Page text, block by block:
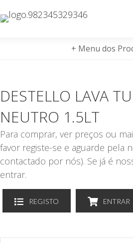
+ Menu dos
DESTELLO LAVA
NEUTRO 1.5LT
Para comprar, ver preços ou
favor registe-se e aguarde pela
contactado por nós). Se já é
entrar.
REGISTO ENTRAR